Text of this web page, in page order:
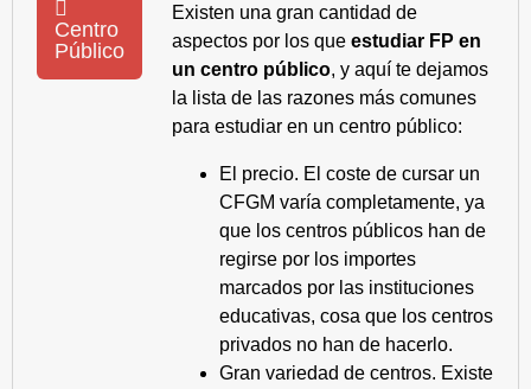
Centro
Público
Existen una gran cantidad de
aspectos por los que estudiar FP en
un centro público, y aquí te dejamos
la lista de las razones más comunes
para estudiar en un centro público:
El precio. El coste de cursar un
CFGM varía completamente, ya
que los centros públicos han de
regirse por los importes
marcados por las instituciones
educativas, cosa que los centros
privados no han de hacerlo.
Gran variedad de centros. Existe